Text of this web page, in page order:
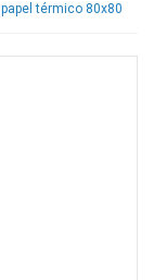
térmico 80x80